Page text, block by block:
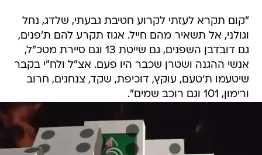
"קום תקרא לעזתי לקרוע חטיבת גבעתי, שלדג, נחל
וגולני, אל תשאיר מהם חייל. אגוז תקרע להם ת'פנים,
גם דובדבן השפנים, גם שייטת 13 וגם סיירת מטכ"ל,
אנשי ההגנה ושטרן שכבר היו פעם. אצ"ל ולח"י בקבר
שיטעמו ת'טעם, עוקץ, דוכיפת, שקד, צנחנים, חרוב
ורימון, 101 וגם רוכב שמים".